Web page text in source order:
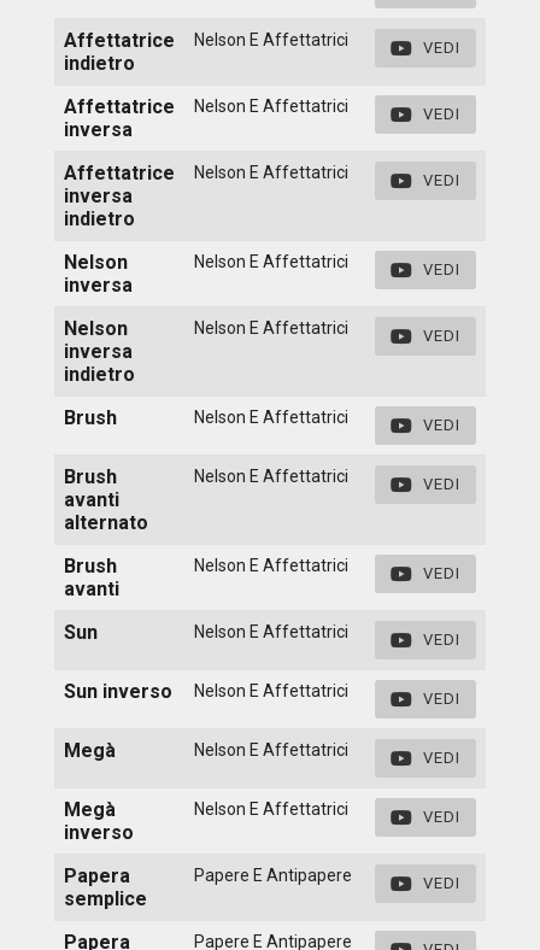
Affettatrice
indietro
Nelson E Affettatrici VEDI
Affettatrice
inversa
Nelson E Affettatrici VEDI
Affettatrice
inversa
indietro
Nelson E Affettatrici VEDI
Nelson
inversa
Nelson E Affettatrici VEDI
Nelson
inversa
indietro
Nelson E Affettatrici VEDI
Brush Nelson E Affettatrici VEDI
Brush
avanti
alternato
Nelson E Affettatrici VEDI
Brush
avanti
Nelson E Affettatrici VEDI
Sun Nelson E Affettatrici VEDI
Sun inverso Nelson E Affettatrici VEDI
Megà Nelson E Affettatrici VEDI
Megà
inverso
Nelson E Affettatrici VEDI
Papera
semplice
Papere E Antipapere VEDI
Papera Papere E Antipapere